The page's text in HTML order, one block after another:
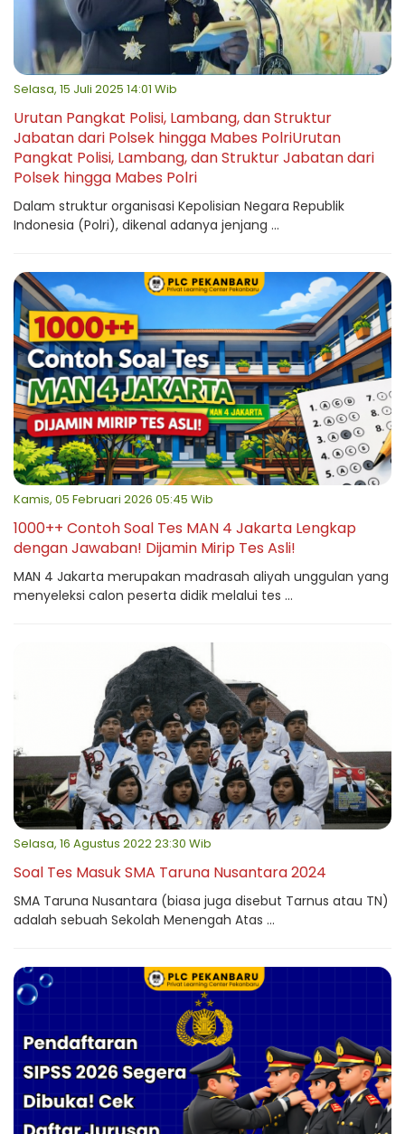
Selasa, 15 Juli 2025 14:01 Wib
Urutan Pangkat Polisi, Lambang, dan Struktur
Jabatan dari Polsek hingga Mabes PolriUrutan
Pangkat Polisi, Lambang, dan Struktur Jabatan dari
Polsek hingga Mabes Polri
Dalam struktur organisasi Kepolisian Negara Republik
Indonesia (Polri), dikenal adanya jenjang ...
Kamis, 05 Februari 2026 05:45 Wib
1000++ Contoh Soal Tes MAN 4 Jakarta Lengkap
dengan Jawaban! Dijamin Mirip Tes Asli!
MAN 4 Jakarta merupakan madrasah aliyah unggulan yang
menyeleksi calon peserta didik melalui tes ...
Selasa, 16 Agustus 2022 23:30 Wib
Soal Tes Masuk SMA Taruna Nusantara 2024
SMA Taruna Nusantara (biasa juga disebut Tarnus atau TN)
adalah sebuah Sekolah Menengah Atas ...